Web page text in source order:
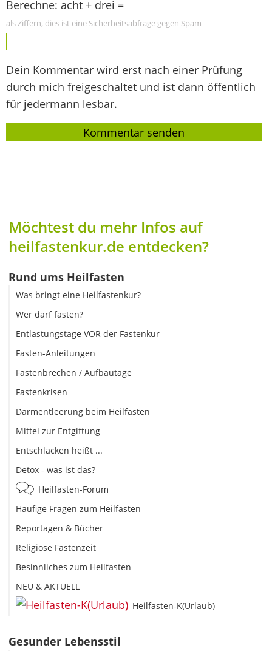
Berechne: acht + drei =
als Ziffern, dies ist eine Sicherheitsabfrage gegen Spam
Dein Kommentar wird erst nach einer Prüfung
durch mich freigeschaltet und ist dann öffentlich
für jedermann lesbar.
Möchtest du mehr Infos auf
heilfastenkur.de entdecken?
Rund ums Heilfasten
Was bringt eine Heilfastenkur?
Wer darf fasten?
Entlastungstage VOR der Fastenkur
Fasten-Anleitungen
Fastenbrechen / Aufbautage
Fastenkrisen
Darmentleerung beim Heilfasten
Mittel zur Entgiftung
Entschlacken heißt ...
Detox - was ist das?
Heilfasten-Forum
Häufige Fragen zum Heilfasten
Reportagen & Bücher
Religiöse Fastenzeit
Besinnliches zum Heilfasten
NEU & AKTUELL
Heilfasten-K(Urlaub)
Gesunder Lebensstil